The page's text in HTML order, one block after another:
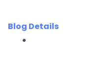
Blog Details